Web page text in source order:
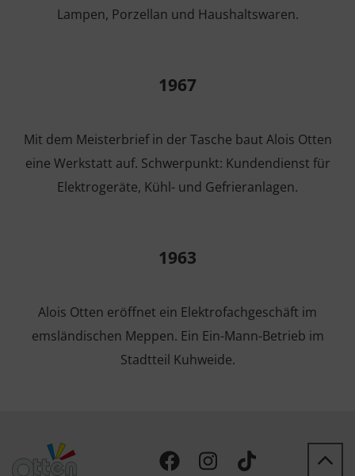
Lampen, Porzellan und Haushaltswaren.
1967
Mit dem Meisterbrief in der Tasche baut Alois Otten
eine Werkstatt auf. Schwerpunkt: Kundendienst für
Elektrogeräte, Kühl- und Gefrieranlagen.
1963
Alois Otten eröffnet ein Elektrofachgeschäft im
emsländischen Meppen. Ein Ein-Mann-Betrieb im
Stadtteil Kuhweide.